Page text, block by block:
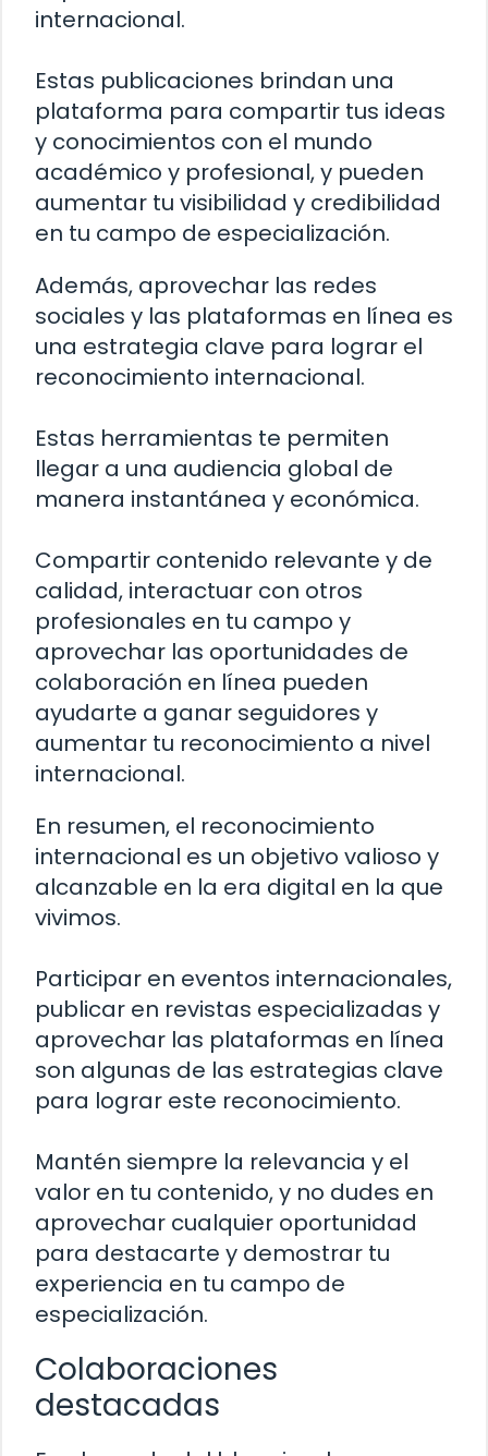
internacional.
Estas publicaciones brindan una
plataforma para compartir tus ideas
y conocimientos con el mundo
académico y profesional, y pueden
aumentar tu visibilidad y credibilidad
en tu campo de especialización.
Además, aprovechar las redes
sociales y las plataformas en línea es
una estrategia clave para lograr el
reconocimiento internacional.
Estas herramientas te permiten
llegar a una audiencia global de
manera instantánea y económica.
Compartir contenido relevante y de
calidad, interactuar con otros
profesionales en tu campo y
aprovechar las oportunidades de
colaboración en línea pueden
ayudarte a ganar seguidores y
aumentar tu reconocimiento a nivel
internacional.
En resumen, el reconocimiento
internacional es un objetivo valioso y
alcanzable en la era digital en la que
vivimos.
Participar en eventos internacionales,
publicar en revistas especializadas y
aprovechar las plataformas en línea
son algunas de las estrategias clave
para lograr este reconocimiento.
Mantén siempre la relevancia y el
valor en tu contenido, y no dudes en
aprovechar cualquier oportunidad
para destacarte y demostrar tu
experiencia en tu campo de
especialización.
Colaboraciones
destacadas